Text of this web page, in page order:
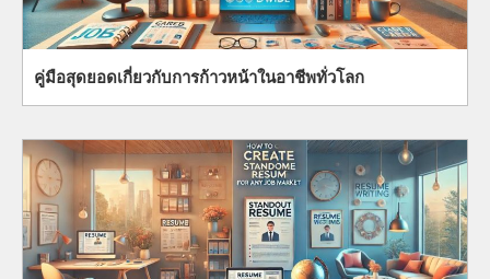
คู่มือสุดยอดเกี่ยวกับการก้าวหน้าในอาชีพทั่วโลก